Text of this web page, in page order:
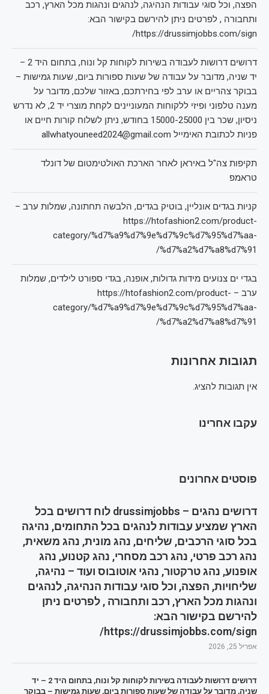
הפצה, וכל סוגי עבודות הנהיגה, לנהגים ונהגות מכל הארץ, רכב
ותחבורה , לפרטים ניתן להירשם בקישור הבא:
https://drussimjobbs.com/sign/
דרושים דרושות לעבודה בשירות לקוחות קל ונוח, בתחום היד 2 –
יד שניה, מדובר על עבודה של שעות ספורות ביום, שעות גמישות –
בבוקר צהריים או ערב לפי בחירתכם, באזור שלכם, מדובר על
מענה טלפוני ופיזי ללקוחות המעוניינים לקחת מוצרי יד 2, לא נדרש
ניסיון, שכר בין 15000-25000 בחודש, ניתן לשלוח קורות חיים או
פניות לכתובת האימייל allwhatyouneed2024@gmail.com
תקיפות צה"ל באיראן לאחר הארכת האולטימטום של דונלד
טראמפ
קניות בגדים אונליין, בוטיק בגדים, הלבשה תחתונה, שמלות ערב –
https://htofashion2.com/product-
category/%d7%a9%d7%9e%d7%9c%d7%95%d7%aa-
%d7%a2%d7%a8%d7%91/
בגדי ים צנועים מידות גדולות, אופנה, בגדי ספורט לילדים, שמלות
ערב – https://htofashion2.com/product-
category/%d7%a9%d7%9e%d7%9c%d7%95%d7%aa-
%d7%a2%d7%a8%d7%91/
תגובות אחרונות
אין תגובות להציג.
עקבו אחרינו
פוסטים אחרונים
דרושים נהגים – drussimjobbs לוח דרושים בכל
הארץ שמציע עבודות לנהגים בכל התחומים, נהיגה
בכל סוגי הרכבים, שליחים, נהג מונית, נהג משאית,
נהג רכב פרטי, נהג רכב מסחרי, נהג קטנוע, נהג
אופנוע, נהג טרקטור, נהגי אוטובוס ועוד – נהיגה,
שליחויות, הפצה, וכל סוגי עבודות הנהיגה, לנהגים
ונהגות מכל הארץ, רכב ותחבורה , לפרטים ניתן
להירשם בקישור הבא:
https://drussimjobbs.com/sign/
אפריל 25, 2026
דרושים דרושות לעבודה בשירות לקוחות קל ונוח, בתחום היד 2 – יד
שניה, מדובר על עבודה של שעות ספורות ביום, שעות גמישות – בבוקר